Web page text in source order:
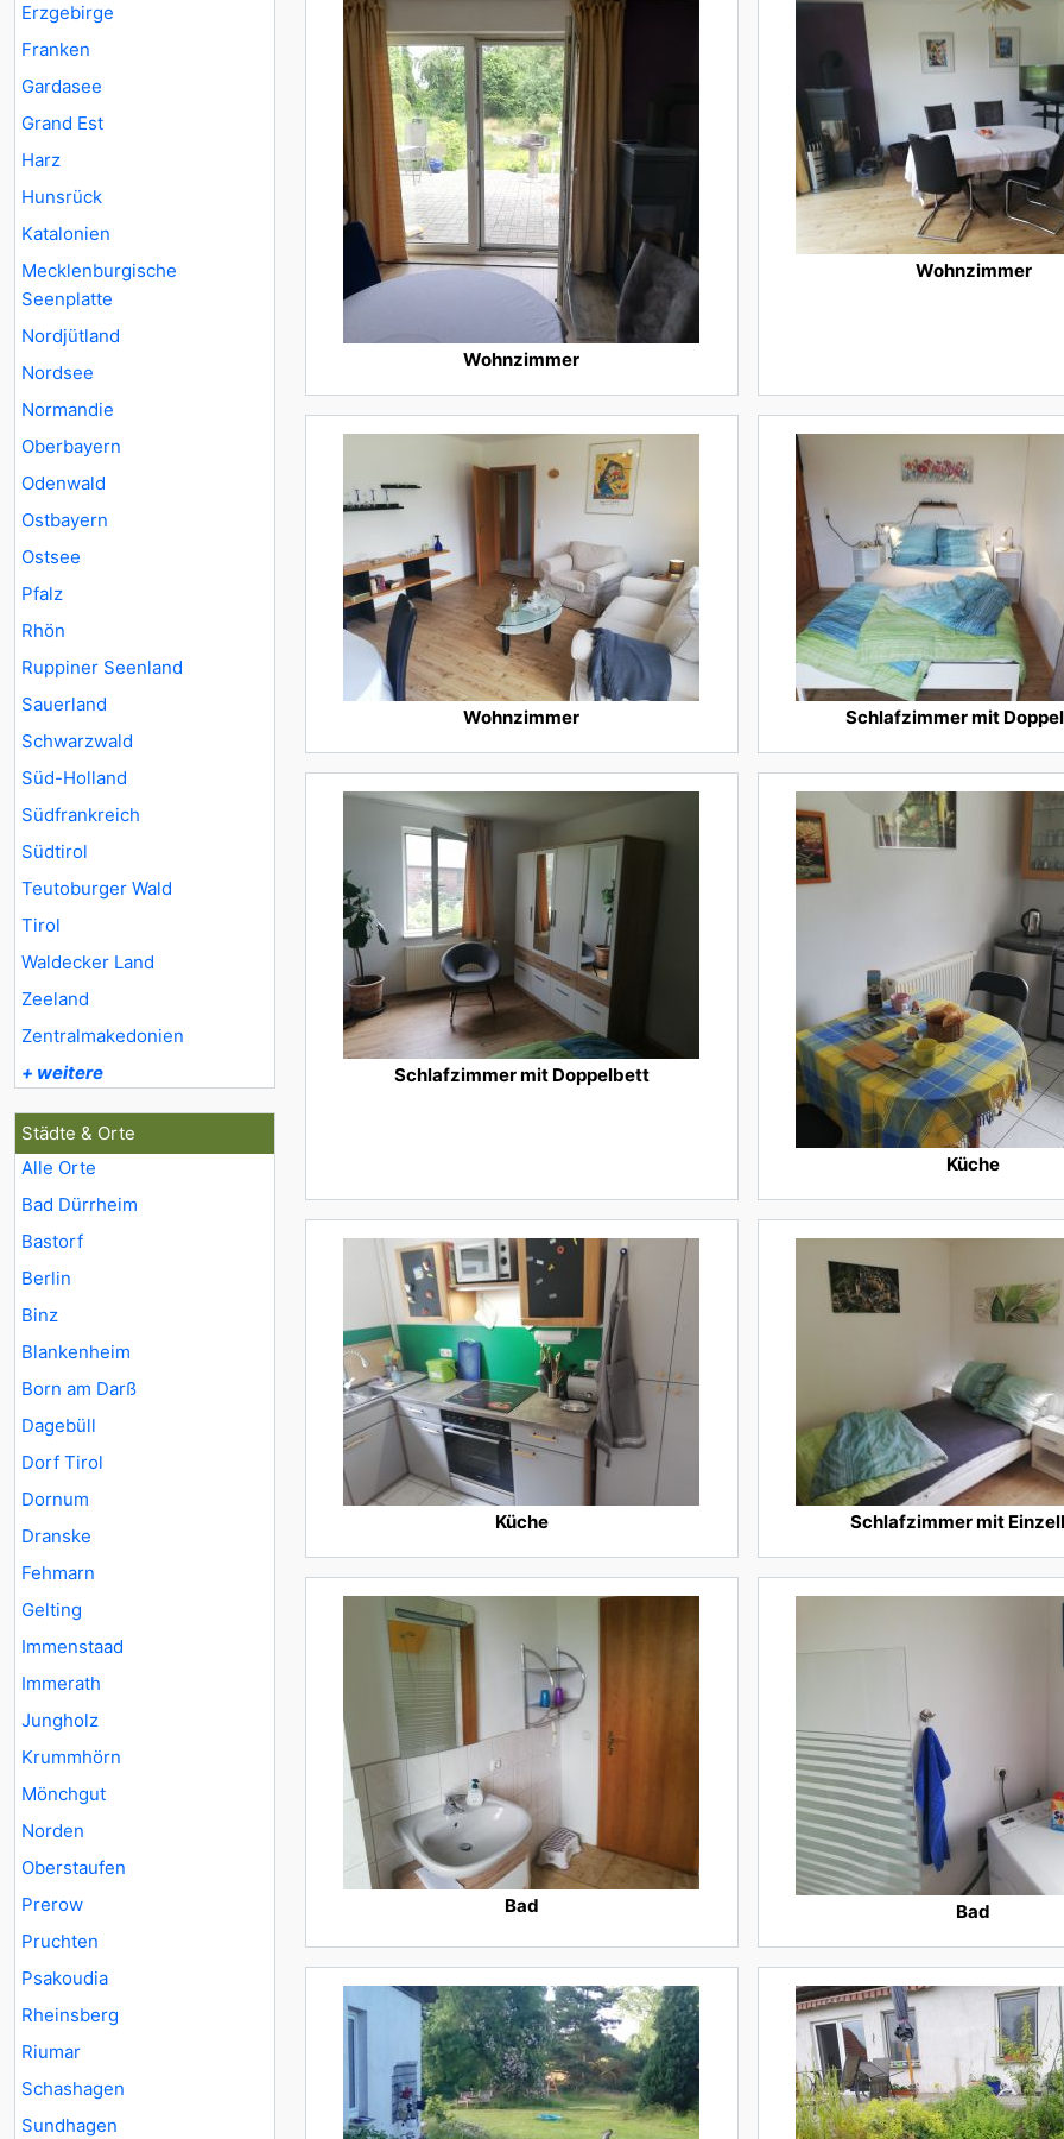
Erzgebirge
Franken
Gardasee
Grand Est
Harz
Hunsrück
Katalonien
Mecklenburgische
Seenplatte
Nordjütland
Nordsee
Normandie
Oberbayern
Odenwald
Ostbayern
Ostsee
Pfalz
Rhön
Ruppiner Seenland
Sauerland
Schwarzwald
Süd-Holland
Südfrankreich
Südtirol
Teutoburger Wald
Tirol
Waldecker Land
Zeeland
Zentralmakedonien
+ weitere
Städte & Orte
Alle Orte
Bad Dürrheim
Bastorf
Berlin
Binz
Blankenheim
Born am Darß
Dagebüll
Dorf Tirol
Dornum
Dranske
Fehmarn
Gelting
Immenstaad
Immerath
Jungholz
Krummhörn
Mönchgut
Norden
Oberstaufen
Prerow
Pruchten
Psakoudia
Rheinsberg
Riumar
Schashagen
Sundhagen
Wohnzimmer
Wohnzimmer
Wohnzimmer Schlafzimmer mit
Schlafzimmer mit Doppelbett
Küche
Küche Schlafzimmer mit
Bad Bad